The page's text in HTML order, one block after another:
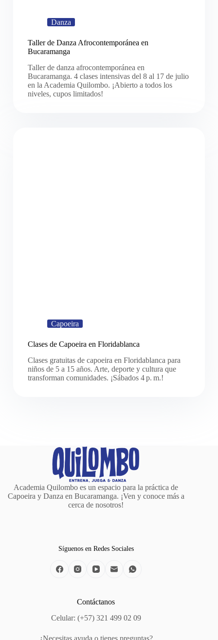
Danza
Taller de Danza Afrocontemporánea en
Bucaramanga
Taller de danza afrocontemporánea en
Bucaramanga. 4 clases intensivas del 8 al 17 de julio
en la Academia Quilombo. ¡Abierto a todos los
niveles, cupos limitados!
Capoeira
Clases de Capoeira en Floridablanca
Clases gratuitas de capoeira en Floridablanca para
niños de 5 a 15 años. Arte, deporte y cultura que
transforman comunidades. ¡Sábados 4 p. m.!
Academia Quilombo es un espacio para la práctica de
Capoeira y Danza en Bucaramanga. ¡Ven y conoce más a
cerca de nosotros!
Síguenos en Redes Sociales
Contáctanos
Celular: (+57) 321 499 02 09
¿Necesitas ayuda o tienes preguntas?